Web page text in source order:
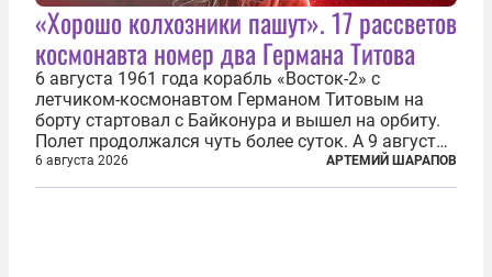
«Хорошо колхозники пашут». 17 рассветов
космонавта номер два Германа Титова
6 августа 1961 года корабль «Восток-2» с
летчиком-космонавтом Германом Титовым на
борту стартовал с Байконура и вышел на орбиту.
Полет продолжался чуть более суток. А 9 августа
второй человек в космосе получил звезду Героя
Советского Союза и орден Ленина. Миссия Титова
6 августа 2026 АРТЕМИЙ ШАРАПОВ